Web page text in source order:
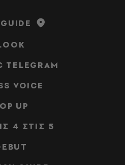
TELEGRAM
VOICE
UP
4 ΣΤΙΣ 5